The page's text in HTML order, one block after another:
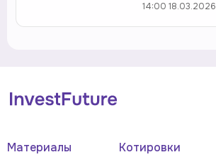
14:00 18.03.2026
Материалы Котировки